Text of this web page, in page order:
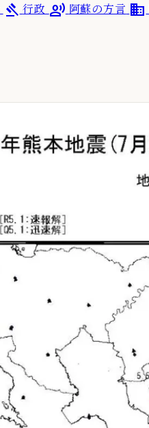
gavel 行政 record_voice_over 阿蘇の方言 domain